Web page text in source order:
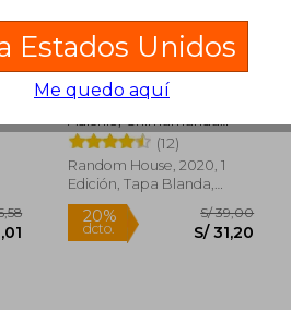
72,82 55%
dcto.
S/
S/
El Peligro de la
Historia Única
Ngozi
(12)
Random House, 2020, 1
Edición, Tapa Blanda,
Nuevo
Estados Unidos
Me quedo aquí